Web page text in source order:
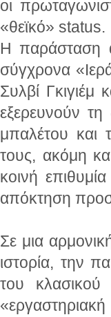
οι
«θεϊκό» status.
Η παράσταση
σύγχρονα
Συλβί
εξερευνούν
μπαλέτου και
τους, ακόμη
κοινή
απόκτηση
Σε μια
ιστορία, την
του